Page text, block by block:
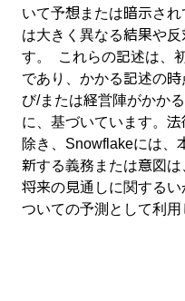
いて予想または暗示さ
は大きく異なる結果や
す。 これらの記述は、
であり、かかる記述の
び/または経営陣がかか
に、基づいています。
除き、Snowflakeには、
新する義務または意図は
将来の見通しに関する
ついての予測として利用